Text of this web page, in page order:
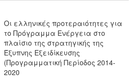
Οι ελληνικές προτεραιότητες για
το Πρόγραμμα Ενέργεια στο
πλαίσιο της στρατηγικής της
Έξυπνης Εξειδίκευσης
(Προγραμματική Περίοδος 2014-
2020